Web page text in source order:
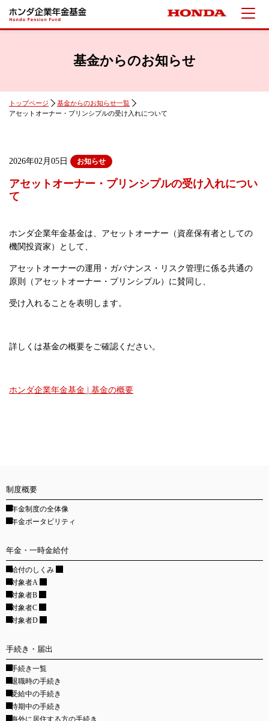
基金からのお知らせ
トップページ
基金からのお知らせ一覧
アセットオーナー・プリンシプルの受け入れについて
2026年02月05日 お知らせ
アセットオーナー・プリンシプルの受け入れについ
て
ホンダ企業年金基金は、アセットオーナー（資産保有者としての
機関投資家）として、
アセットオーナーの運用・ガバナンス・リスク管理に係る共通の
原則（アセットオーナー・プリンシプル）に賛同し、
受け入れることを表明します。
詳しくは基金の概要をご確認ください。
ホンダ企業年金基金 | 基金の概要
制度概要
年金制度の全体像
年金ポータビリティ
年金・一時金給付
給付のしくみ
対象者A
対象者B
対象者C
対象者D
手続き・届出
手続き一覧
退職時の手続き
受給中の手続き
待期中の手続き
海外に居住する方の手続き